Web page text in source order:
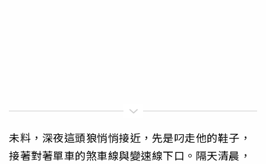
未料，深夜這頭狼悄悄接近，先是叼走他的鞋子，
接著對著單車的煞車線與變速線下口。隔天清晨，